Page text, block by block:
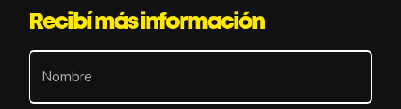
Recibí más información
Nombre